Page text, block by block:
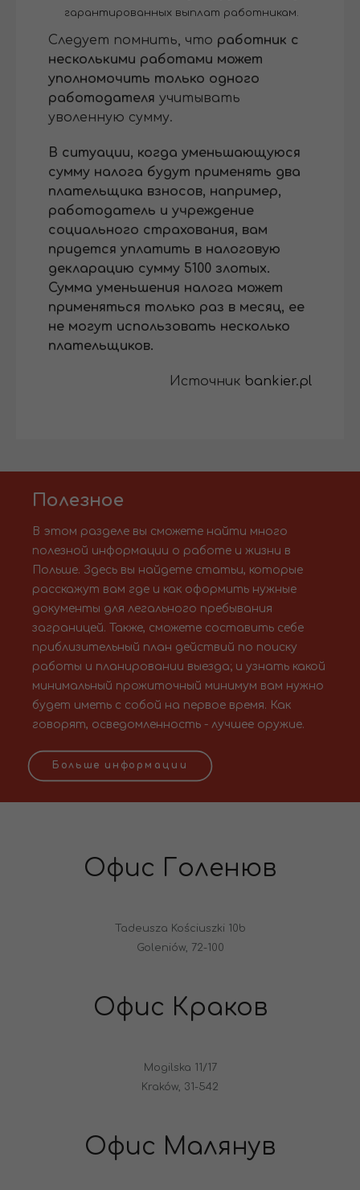
гарантированных выплат работникам.
Следует помнить, что работник с
несколькими работами может
уполномочить только одного
работодателя учитывать
уволенную сумму.
В ситуации, когда уменьшающуюся
сумму налога будут применять два
плательщика взносов, например,
работодатель и учреждение
социального страхования, вам
придется уплатить в налоговую
декларацию сумму 5100 злотых.
Сумма уменьшения налога может
применяться только раз в месяц, ее
не могут использовать несколько
плательщиков.
Источник bankier.pl
Полезное
В этом разделе вы сможете найти много
полезной информации о работе и жизни в
Польше. Здесь вы найдете статьи, которые
расскажут вам где и как оформить нужные
документы для легального пребывания
заграницей. Также, сможете составить себе
приблизительный план действий по поиску
работы и планировании выезда; и узнать какой
минимальный прожиточный минимум вам нужно
будет иметь с собой на первое время. Как
говорят, осведомленность - лучшее оружие.
Больше информации
Офис Голенюв
Tadeusza Kościuszki 10b
Goleniów, 72-100
Офис Краков
Mogilska 11/17
Kraków, 31-542
Офис Малянув